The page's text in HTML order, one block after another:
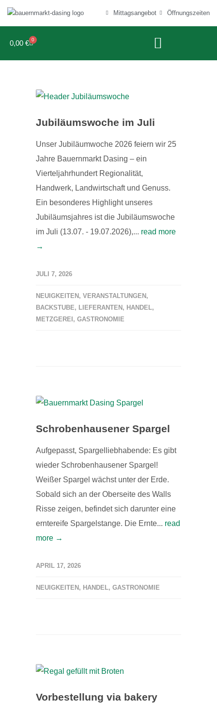
Mittagsangebot Öffnungszeiten
0,00 € 0
Jubiläumswoche im Juli
Unser Jubiläumwoche 2026 feiern wir 25
Jahre Bauernmarkt Dasing – ein
Vierteljahrhundert Regionalität,
Handwerk, Landwirtschaft und Genuss.
Ein besonderes Highlight unseres
Jubiläumsjahres ist die Jubiläumswoche
im Juli (13.07. - 19.07.2026),... read more
→
JULI 7, 2026
NEUIGKEITEN , VERANSTALTUNGEN ,
BACKSTUBE, LIEFERANTEN , HANDEL,
METZGEREI , GASTRONOMIE
Schrobenhausener Spargel
Aufgepasst, Spargelliebhabende: Es gibt
wieder Schrobenhausener Spargel!
Weißer Spargel wächst unter der Erde.
Sobald sich an der Oberseite des Walls
Risse zeigen, befindet sich darunter eine
erntereife Spargelstange. Die Ernte... read
more →
APRIL 17, 2026
NEUIGKEITEN , HANDEL, GASTRONOMIE
Vorbestellung via bakery